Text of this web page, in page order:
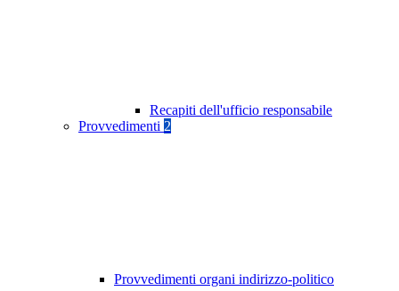
Recapiti dell'ufficio responsabile
Provvedimenti 2
Provvedimenti organi indirizzo-politico